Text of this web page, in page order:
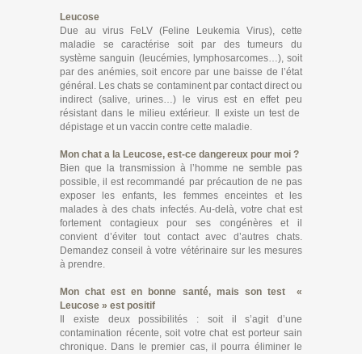
Leucose
Due au virus FeLV (Feline Leukemia Virus), cette
maladie se caractérise soit par des tumeurs du
système sanguin (leucémies, lymphosarcomes…), soit
par des anémies, soit encore par une baisse de l’état
général. Les chats se contaminent par contact direct ou
indirect (salive, urines…) le virus est en effet peu
résistant dans le milieu extérieur. Il existe un test de
dépistage et un vaccin contre cette maladie.
Mon chat a la Leucose, est-ce dangereux pour moi ?
Bien que la transmission à l’homme ne semble pas
possible, il est recommandé par précaution de ne pas
exposer les enfants, les femmes enceintes et les
malades à des chats infectés. Au-delà, votre chat est
fortement contagieux pour ses congénères et il
convient d’éviter tout contact avec d’autres chats.
Demandez conseil à votre vétérinaire sur les mesures
à prendre.
Mon chat est en bonne santé, mais son test «
Leucose » est positif
Il existe deux possibilités : soit il s’agit d’une
contamination récente, soit votre chat est porteur sain
chronique. Dans le premier cas, il pourra éliminer le